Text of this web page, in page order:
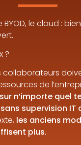
BYOD, le cloud :
?
collaborateurs
de
sur n’importe quel
sans supervision IT
les anciens
plus.